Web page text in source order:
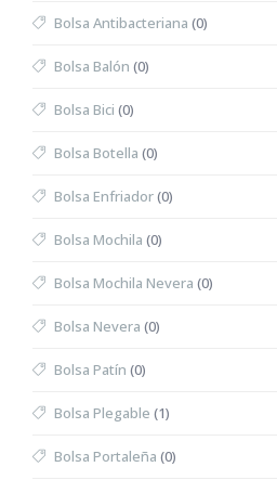
Bolsa Antibacteriana (0)
Bolsa Balón (0)
Bolsa Bici (0)
Bolsa Botella (0)
Bolsa Enfriador(0)
Bolsa Mochila (0)
Bolsa Mochila Nevera (0)
Bolsa Nevera (0)
Bolsa Patín (0)
Bolsa Plegable (1)
Bolsa Portaleña (0)